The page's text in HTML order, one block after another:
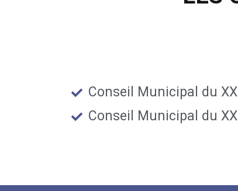
Conseil Municipal du XX
Conseil Municipal du XX